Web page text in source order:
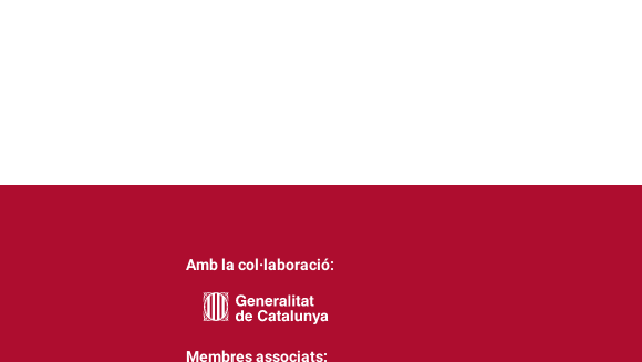
Amb la col·laboració:
Membres associats: